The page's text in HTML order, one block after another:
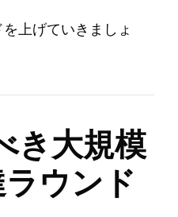
上げていきましょ
き大規模
ウンド